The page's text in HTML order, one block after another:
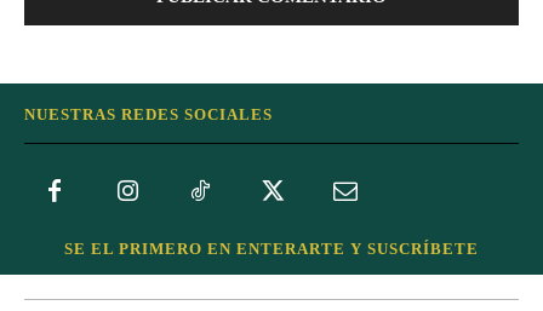
NUESTRAS REDES SOCIALES
SE EL PRIMERO EN ENTERARTE Y SUSCRÍBETE